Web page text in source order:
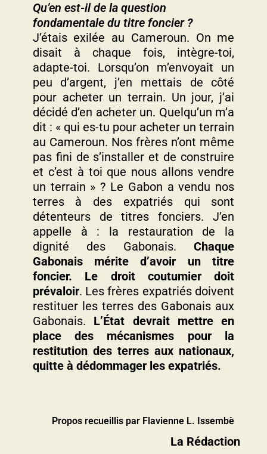
Qu’en est-il de la question
fondamentale du titre foncier ?
J’étais exilée au Cameroun. On me
disait à chaque fois, intègre-toi,
adapte-toi. Lorsqu’on m’envoyait un
peu d’argent, j’en mettais de côté
pour acheter un terrain. Un jour, j’ai
décidé d’en acheter un. Quelqu’un m’a
dit : « qui es-tu pour acheter un terrain
au Cameroun. Nos frères n’ont même
pas fini de s’installer et de construire
et c’est à toi que nous allons vendre
un terrain » ? Le Gabon a vendu nos
terres à des expatriés qui sont
détenteurs de titres fonciers. J’en
appelle à : la restauration de la
dignité des Gabonais.Chaque
Gabonais mérite d’avoir un titre
foncier.
Le droit coutumier doit
prévaloir. Les frères expatriés doivent
restituer les terres des Gabonais aux
Gabonais. L’État devrait mettre en
place des mécanismes pour la
restitution des terres aux nationaux,
quitte à dédommager les expatriés.
Propos recueillis par Flavienne L. Issembè
La Rédaction